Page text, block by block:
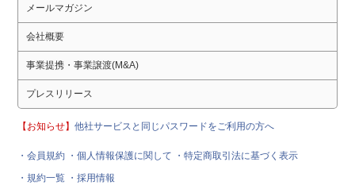
メールマガジン
会社概要
事業提携・事業譲渡(M&A)
プレスリリース
【お知らせ】他社サービスと同じパスワードをご利用の方へ
・会員規約 ・個人情報保護に関して
・特定商取引法に基づく表示
・規約一覧 ・採用情報